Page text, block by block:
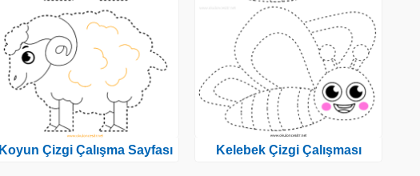
Koyun Çizgi Çalışma Sayfası Kelebek Çizgi Çalışması